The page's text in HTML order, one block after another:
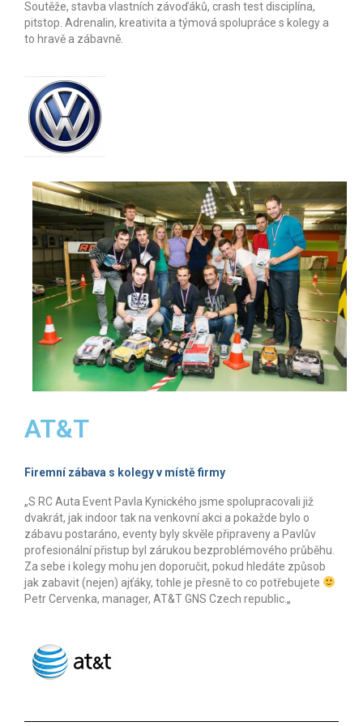
Soutěže, stavba vlastních závoďáků, crash test disciplína,
pitstop. Adrenalin, kreativita a týmová spolupráce s kolegy a
to hravě a zábavně.
AT&T
Firemní zábava s kolegy v místě firmy
„S RC Auta Event Pavla Kynického jsme spolupracovali již
dvakrát, jak indoor tak na venkovní akci a pokažde bylo o
zábavu postaráno, eventy byly skvěle připraveny a Pavlův
profesionální přistup byl zárukou bezproblémového průběhu.
Za sebe i kolegy mohu jen doporučit, pokud hledáte způsob
jak zabavit (nejen) ajťáky, tohle je přesně to co potřebujete
Petr Cervenka, manager, AT&T GNS Czech republic.„